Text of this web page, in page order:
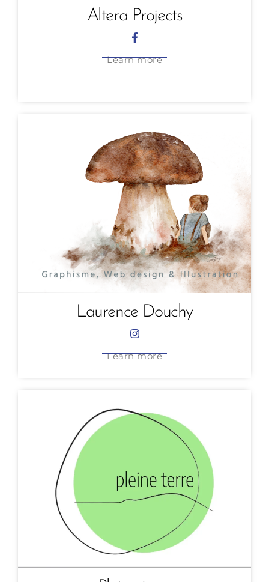
Altera Projects
Learn more
Laurence Douchy
Learn more